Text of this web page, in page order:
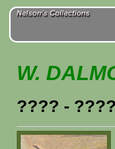
W.
???? - ????